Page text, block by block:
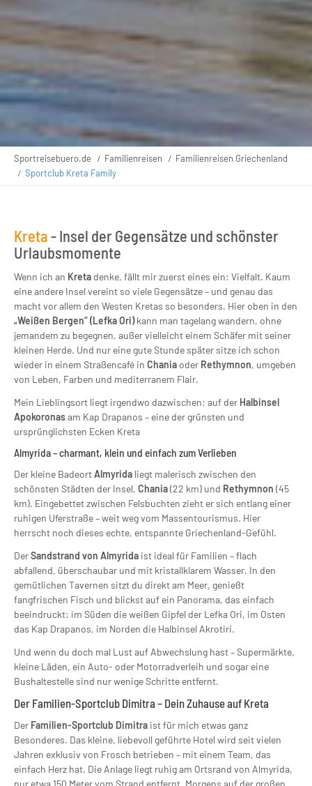
Sportreisebuero.de Familienreisen
Familienreisen Griechenland
Sportclub Kreta Family
Kreta- Insel der Gegensätze und schönster
Urlaubsmomente
Wenn ich an Kreta denke, fällt mir zuerst eines ein: Vielfalt. Kaum
eine andere Insel vereint so viele Gegensätze – und genau das
macht vor allem den Westen Kretas so besonders. Hier oben in den
„Weißen Bergen“ (Lefka Ori)kann man tagelang wandern, ohne
jemandem zu begegnen, außer vielleicht einem Schäfer mit seiner
kleinen Herde. Und nur eine gute Stunde später sitze ich schon
wieder in einem Straßencafé in Chania oder Rethymnon, umgeben
von Leben, Farben und mediterranem Flair.
Mein Lieblingsort liegt irgendwo dazwischen: auf der Halbinsel
Apokoronasam Kap Drapanos – eine der grünsten und
ursprünglichsten Ecken Kreta
Almyrida – charmant, klein und einfach zum Verlieben
Der kleine BadeortAlmyrida liegt malerisch zwischen den
schönsten Städten der Insel, Chania(22 km) und Rethymnon (45
km). Eingebettet zwischen Felsbuchten zieht er sich entlang einer
ruhigen Uferstraße – weit weg vom Massentourismus. Hier
herrscht noch dieses echte, entspannte Griechenland-Gefühl.
DerSandstrand von Almyrida ist ideal für Familien – flach
abfallend, überschaubar und mit kristallklarem Wasser. In den
gemütlichen Tavernen sitzt du direkt am Meer, genießt
fangfrischen Fisch und blickst auf ein Panorama, das einfach
beeindruckt: im Süden die weißen Gipfel der Lefka Ori, im Osten
das Kap Drapanos, im Norden die Halbinsel Akrotiri.
Und wenn du doch mal Lust auf Abwechslung hast – Supermärkte,
kleine Läden, ein Auto- oder Motorradverleih und sogar eine
Bushaltestelle sind nur wenige Schritte entfernt.
Der Familien-Sportclub Dimitra – Dein Zuhause auf Kreta
Der Familien-Sportclub Dimitra ist für mich etwas ganz
Besonderes. Das kleine, liebevoll geführte Hotel wird seit vielen
Jahren exklusiv von Frosch betrieben – mit einem Team, das
einfach Herz hat. Die Anlage liegt ruhig am Ortsrand von Almyrida,